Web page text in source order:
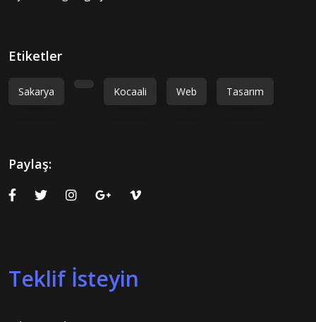
Etiketler
Sakarya Kocaali Web Tasarım
Paylaş:
Teklif İsteyin